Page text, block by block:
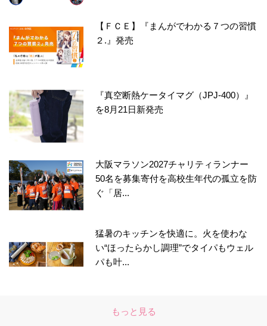
【ＦＣＥ】『まんがでわかる７つの習慣
２.』発売
『真空断熱ケータイマグ（JPJ-400）』
を8月21日新発売
大阪マラソン2027チャリティランナー
50名を募集寄付を高校生年代の孤立を防
ぐ「居...
猛暑のキッチンを快適に。火を使わな
い“ほったらかし調理”でタイパもウェル
パも叶...
もっと見る